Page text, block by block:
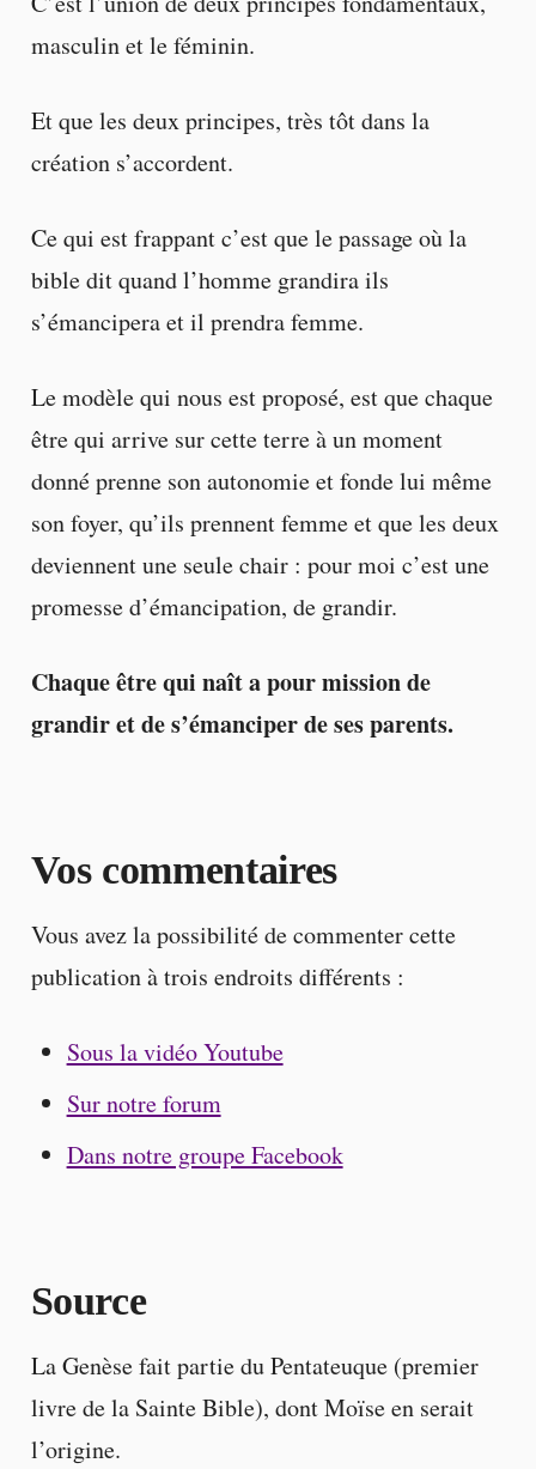
masculin et le féminin.
Et que les deux principes, très tôt dans la
création s’accordent.
Ce qui est frappant c’est que le passage où la
bible dit quand l’homme grandira ils
s’émancipera et il prendra femme.
Le modèle qui nous est proposé, est que chaque
être qui arrive sur cette terre à un moment
donné prenne son autonomie et fonde lui même
son foyer, qu’ils prennent femme et que les deux
deviennent une seule chair : pour moi c’est une
promesse d’émancipation, de grandir.
Chaque être qui naît a pour mission de
grandir et de s’émanciper de ses parents.
Vos commentaires
Vous avez la possibilité de commenter cette
publication à trois endroits différents :
Sous la vidéo Youtube
Sur notre forum
Dans notre groupe Facebook
Source
La Genèse fait partie du Pentateuque (premier
livre de la Sainte Bible), dont Moïse en serait
l’origine.